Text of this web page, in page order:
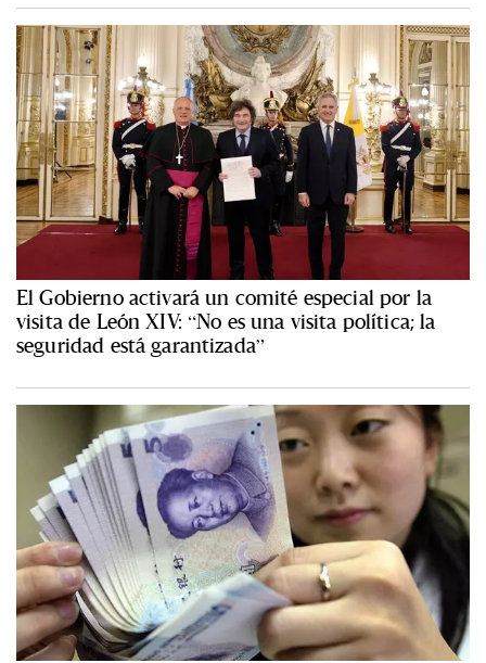
El Gobierno activará un comité especial por la
visita de León XIV: “No es una visita política; la
seguridad está garantizada”